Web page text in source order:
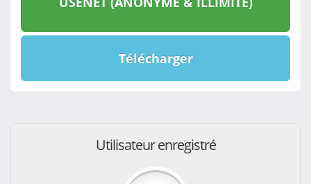
Télécharger
Utilisateur enregistré